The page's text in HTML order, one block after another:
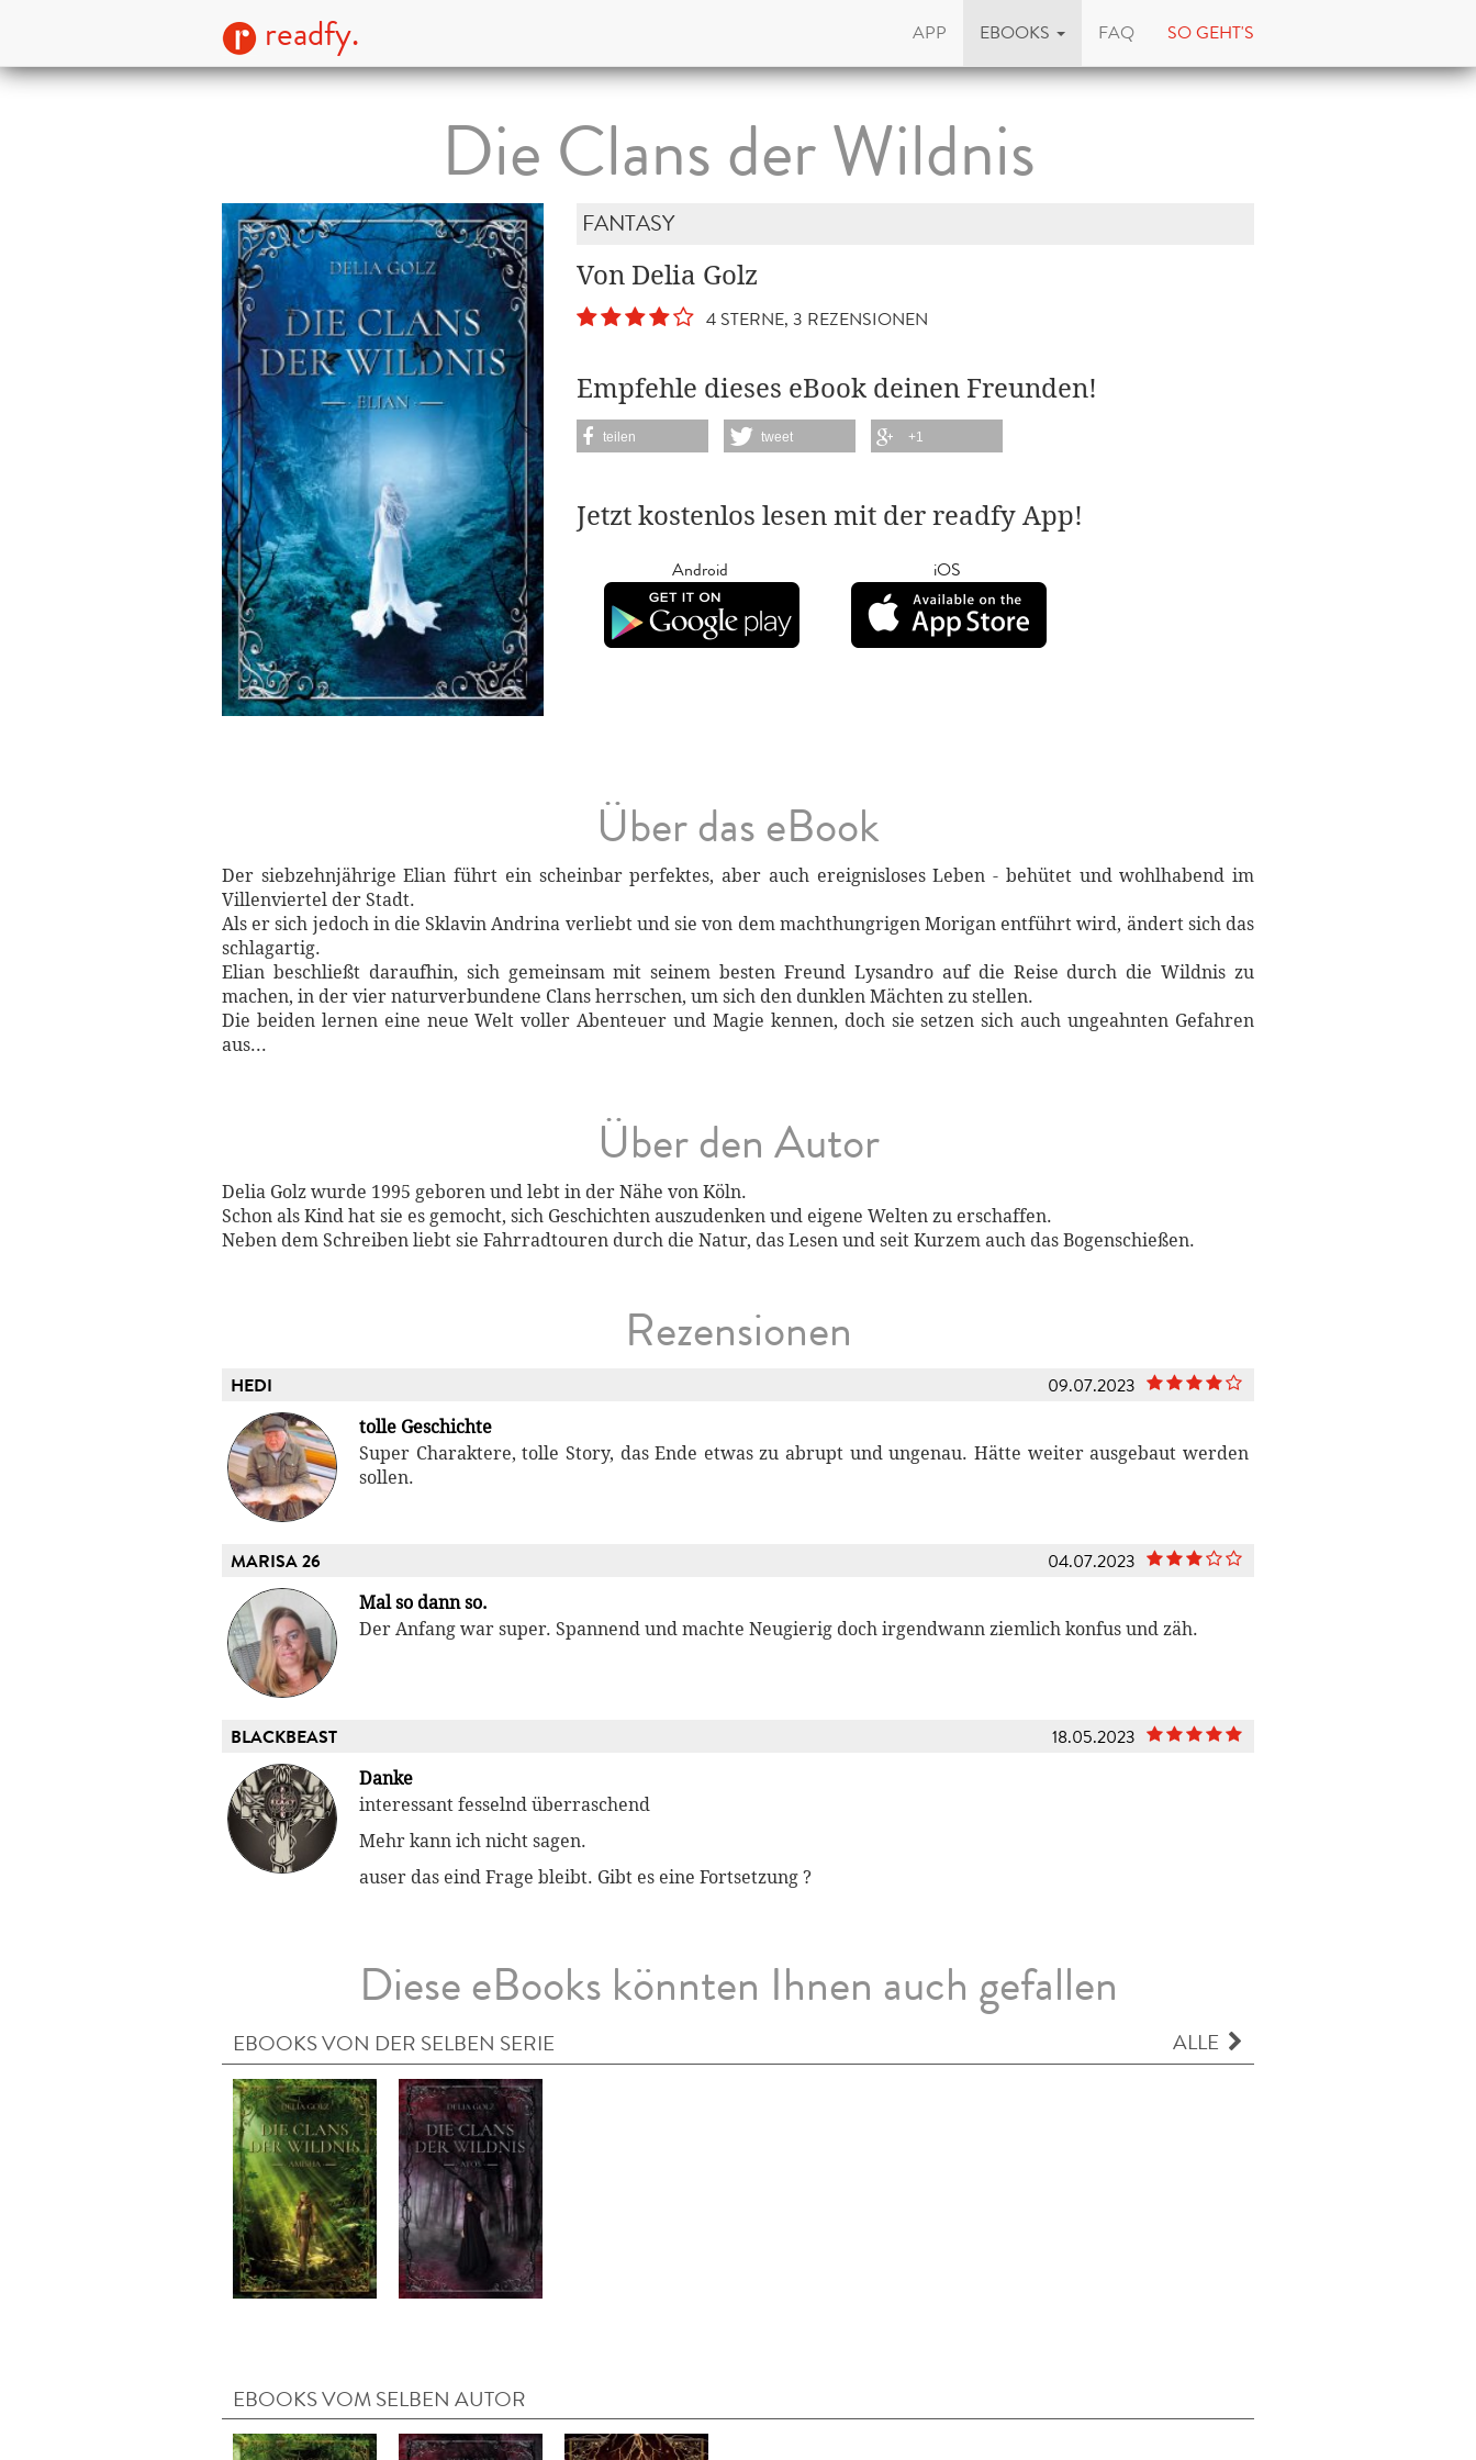
readfy. APP EBOOKS FAQ SO GEHT'S
Die Clans der Wildnis
FANTASY
Von Delia Golz
4 STERNE, 3 REZENSIONEN
Empfehle dieses eBook deinen Freunden!
teilen tweet +1
Jetzt kostenlos lesen mit der readfy App!
Android iOS
Über das eBook
Der siebzehnjährige Elian führt ein scheinbar perfektes, aber auch ereignisloses Leben - behütet und wohlhabend im
Villenviertel der Stadt.
Als er sich jedoch in die Sklavin Andrina verliebt und sie von dem machthungrigen Morigan entführt wird, ändert sich das
schlagartig.
Elian beschließt daraufhin, sich gemeinsam mit seinem besten Freund Lysandro auf die Reise durch die Wildnis zu
machen, in der vier naturverbundene Clans herrschen, um sich den dunklen Mächten zu stellen.
Die beiden lernen eine neue Welt voller Abenteuer und Magie kennen, doch sie setzen sich auch ungeahnten Gefahren
aus...
Über den Autor
Delia Golz wurde 1995 geboren und lebt in der Nähe von Köln.
Schon als Kind hat sie es gemocht, sich Geschichten auszudenken und eigene Welten zu erschaffen.
Neben dem Schreiben liebt sie Fahrradtouren durch die Natur, das Lesen und seit Kurzem auch das Bogenschießen.
Rezensionen
HEDI 09.07.2023
tolle Geschichte
Super Charaktere, tolle Story, das Ende etwas zu abrupt und ungenau. Hätte weiter ausgebaut werden
sollen.
MARISA 26 04.07.2023
Mal so dann so.
Der Anfang war super. Spannend und machte Neugierig doch irgendwann ziemlich konfus und zäh.
BLACKBEAST 18.05.2023
Danke
interessant fesselnd überraschend
Mehr kann ich nicht sagen.
auser das eind Frage bleibt. Gibt es eine Fortsetzung ?
Diese eBooks könnten Ihnen auch gefallen
EBOOKS VON DER SELBEN SERIE ALLE
EBOOKS VOM SELBEN AUTOR